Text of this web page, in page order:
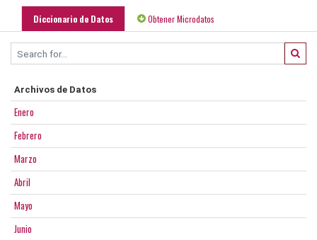
Diccionario de Datos Obtener Microdatos
Archivos de Datos
Enero
Febrero
Marzo
Abril
Mayo
Junio